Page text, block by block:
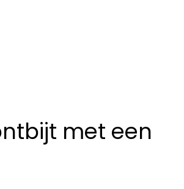
met een